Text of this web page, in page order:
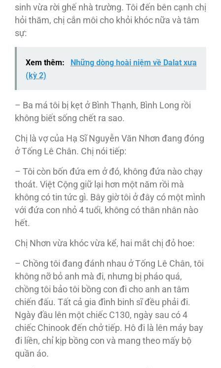
sinh vừa rời ghế nhà trường. Tôi đến bên cạnh chị
hỏi thăm, chị cắn môi cho khỏi khóc nữa và tâm
sự:
Xem thêm:
Những dòng hoài niệm về Dalat xưa
(kỳ 2)
– Ba má tôi bị kẹt ở Bình Thạnh, Bình Long rồi
không biết sống chết ra sao.
Chị là vợ của Hạ Sĩ Nguyễn Văn Nhơn đang đóng
ở Tống Lê Chân. Chị nói tiếp:
– Tôi còn bốn đứa em ở đó, không đứa nào chạy
thoát. Việt Cộng giữ lại hơn một năm rồi mà
không có tin tức gì. Bây giờ tôi ở đây có một mình
với đứa con nhỏ 4 tuổi, không có thân nhân nào
hết.
Chị Nhơn vừa khóc vừa kể, hai mắt chị đỏ hoe:
– Chồng tôi đang đánh nhau ở Tống Lê Chân, tôi
không nỡ bỏ anh mà đi, nhưng bị pháo quá,
chồng tôi bảo tôi bồng con đi cho anh an tâm
chiến đấu. Tất cả gia đình binh sĩ đều phải đi.
Ngày đầu lên một chiếc C130, ngày sau có 4
chiếc Chinook đến chở tiếp. Hô đi là lên máy bay
đi liền, chỉ kịp bồng con và mang theo mấy bộ
quần áo.